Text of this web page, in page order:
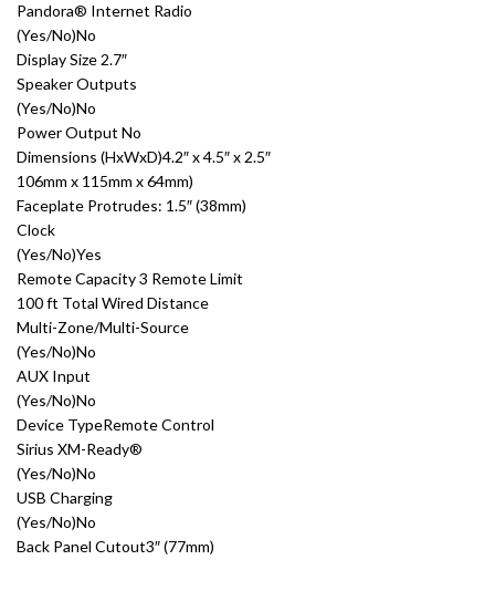
Pandora® Internet Radio
(Yes/No)No
Display Size 2.7″
Speaker Outputs
(Yes/No)No
Power Output No
Dimensions (HxWxD)4.2″ x 4.5″ x 2.5″
106mm x 115mm x 64mm)
Faceplate Protrudes: 1.5″ (38mm)
Clock
(Yes/No)Yes
Remote Capacity 3 Remote Limit
100 ft Total Wired Distance
Multi-Zone/Multi-Source
(Yes/No)No
AUX Input
(Yes/No)No
Device TypeRemote Control
Sirius XM-Ready®
(Yes/No)No
USB Charging
(Yes/No)No
Back Panel Cutout3″ (77mm)